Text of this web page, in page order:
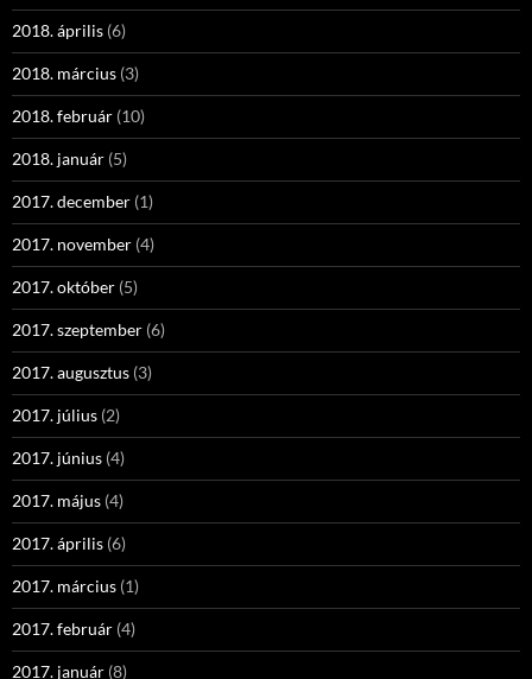
2018. április (6)
2018. március (3)
2018. február (10)
2018. január (5)
2017. december (1)
2017. november (4)
2017. október (5)
2017. szeptember (6)
2017. augusztus (3)
2017. július (2)
2017. június (4)
2017. május (4)
2017. április (6)
2017. március (1)
2017. február (4)
2017. január (8)